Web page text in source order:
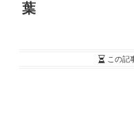
葉
この記